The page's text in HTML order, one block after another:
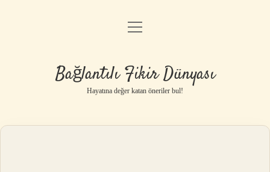
Anasayfa
Yasal Uyarı
menüyü
Bağlantılı Fikir Dünyası
Hayatına değer katan öneriler bul!